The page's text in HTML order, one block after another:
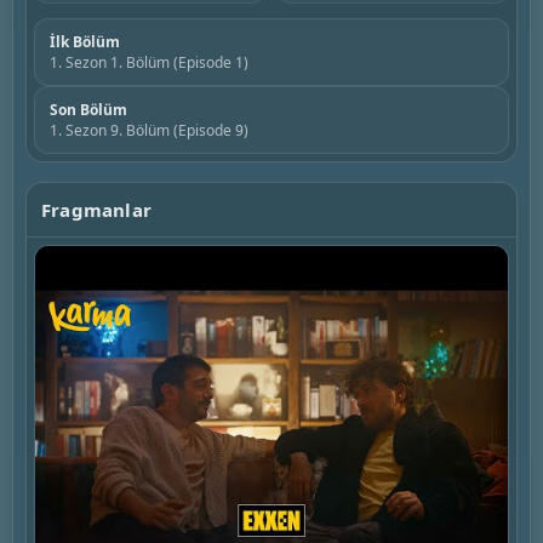
İlk Bölüm
1. Sezon 1. Bölüm (Episode 1)
Son Bölüm
1. Sezon 9. Bölüm (Episode 9)
Fragmanlar